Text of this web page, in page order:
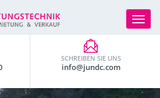
Toggle
SCHREIBEN SIE UNS
info@jundc.com